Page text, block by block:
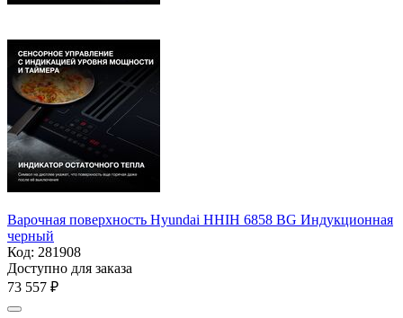
Варочная поверхность Hyundai HHIH 6858 BG Индукционная
черный
Код: 281908
Доступно для заказа
73 557 ₽